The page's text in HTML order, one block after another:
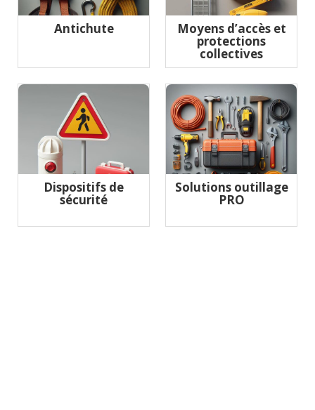
Antichute Moyens d’accès et
protections
collectives
Dispositifs de
sécurité
Solutions outillage
PRO